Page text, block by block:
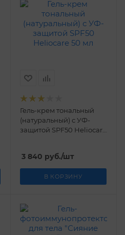
Гель-крем тональный
(натуральный) с УФ-
защитой SPF50 Нelioсare
3 840 руб./шт
В КОРЗИНУ